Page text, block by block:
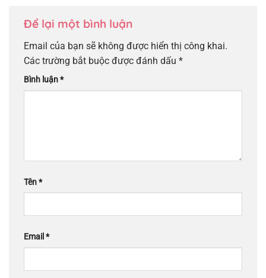
Để lại một bình luận
Email của bạn sẽ không được hiển thị công khai.
Các trường bắt buộc được đánh dấu *
Bình luận*
Tên*
Email*